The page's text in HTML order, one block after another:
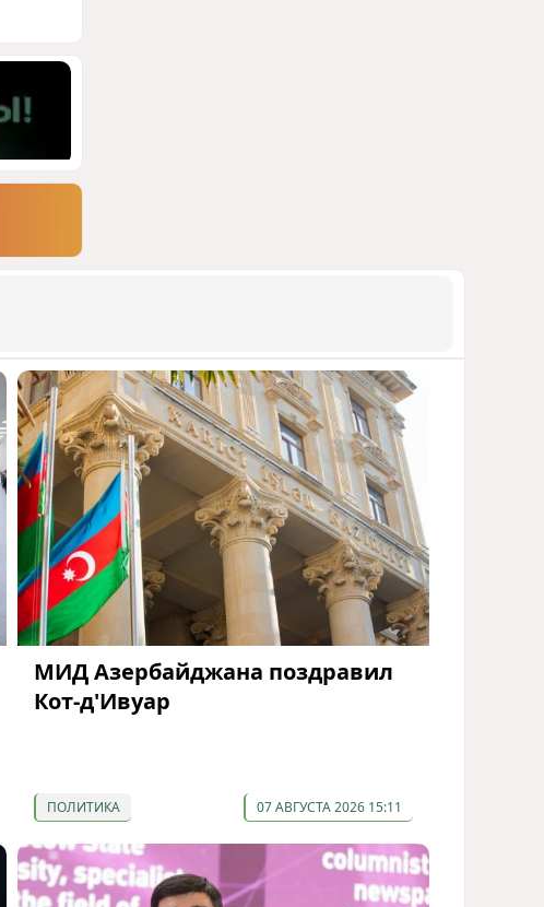
1334 05 Августа 2026 10:15
МИД Азербайджана поздравил
Кот-д'Ивуар
ПОЛИТИКА 07 АВГУСТА 2026 15:11